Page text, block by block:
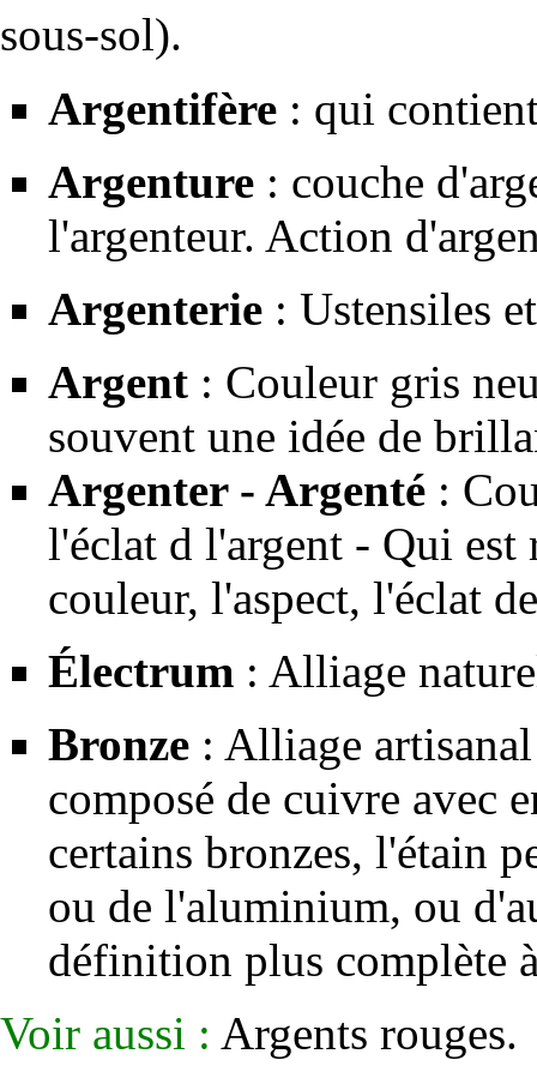
sous-sol).
Argentifère : qui
Argenture : couche
l'argenteur. Action
Argenterie : Ustensiles
Argent : Couleur gris
souvent une idée de
Argenter - Argenté :
l'éclat d l'argent - Qui est
couleur, l'aspect, l'éclat
Électrum : Alliage
Bronze : Alliage
composé de cuivre avec
certains bronzes, l'étain
ou de l'aluminium, ou
définition plus complète
Voir aussi : Argents rouges.